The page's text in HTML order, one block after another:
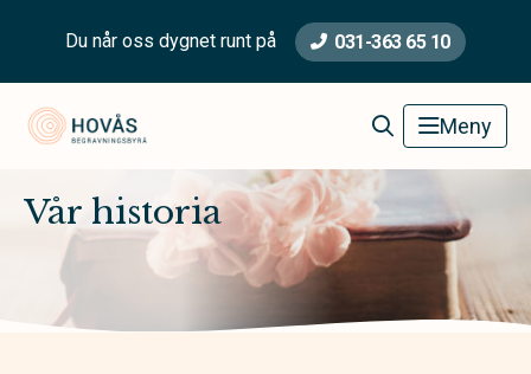
Du når oss dygnet runt på 031-363 65 10
Meny
Vår historia